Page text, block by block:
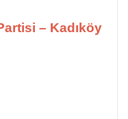
– Kadıköy